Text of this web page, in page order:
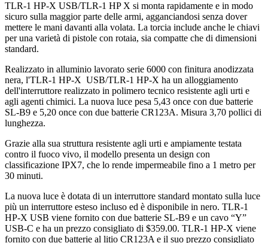
TLR-1 HP-X USB/TLR-1 HP X si monta rapidamente e in modo
sicuro sulla maggior parte delle armi, agganciandosi senza dover
mettere le mani davanti alla volata. La torcia include anche le chiavi
per una varietà di pistole con rotaia, sia compatte che di dimensioni
standard.
Realizzato in alluminio lavorato serie 6000 con finitura anodizzata
nera, l'TLR-1 HP-X USB/TLR-1 HP-X ha un alloggiamento
dell'interruttore realizzato in polimero tecnico resistente agli urti e
agli agenti chimici. La nuova luce pesa 5,43 once con due batterie
SL-B9 e 5,20 once con due batterie CR123A. Misura 3,70 pollici di
lunghezza.
Grazie alla sua struttura resistente agli urti e ampiamente testata
contro il fuoco vivo, il modello presenta un design con
classificazione IPX7, che lo rende impermeabile fino a 1 metro per
30 minuti.
La nuova luce è dotata di un interruttore standard montato sulla luce
più un interruttore esteso incluso ed è disponibile in nero. TLR-1
HP-X USB viene fornito con due batterie SL-B9 e un cavo “Y”
USB-C e ha un prezzo consigliato di $359.00. TLR-1 HP-X viene
fornito con due batterie al litio CR123A e il suo prezzo consigliato